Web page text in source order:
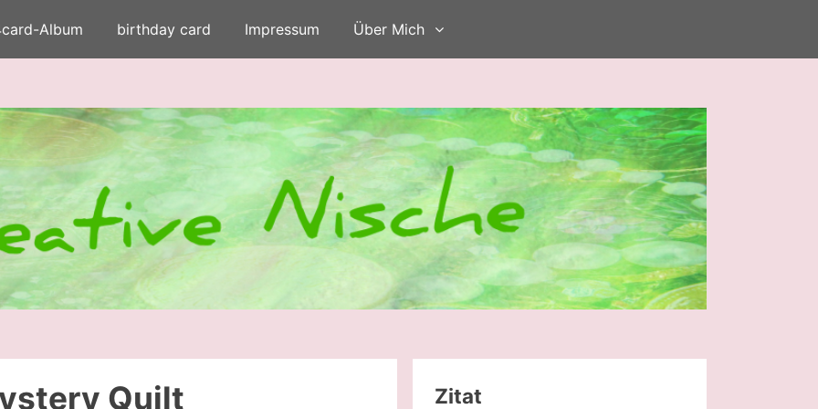
Album birthday card Impressum Über Mich
Quilt Zitat